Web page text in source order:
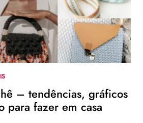
– tendências, gráficos
para fazer em casa